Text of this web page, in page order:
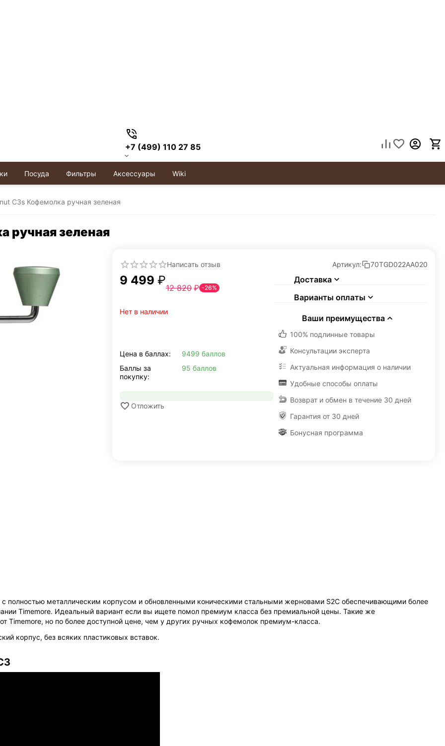
+7 (499) 110 27 85
Посуда Фильтры Аксессуары Wiki
C3s Кофемолка ручная зеленая
ручная зеленая
Написать отзыв Артикул: 70TGD022AA020
9 499 ₽
12 820 ₽ -26%
Нет в наличии
Цена в баллах:
9499 баллов
Баллы за
покупку:
95 баллов
Отложить
Доставка
Варианты оплаты
Ваши преимущества
100% подлинные товары
Консультации эксперта
Актуальная информация о наличии
Удобные способы оплаты
Возврат и обмен в течение 30 дней
Гарантия от 30 дней
Бонусная программа
с полностью металлическим корпусом и обновленными коническими стальными жерновами S2C обеспечивающими более
Timemore. Идеальный вариант если вы ищете помол премиум класса без премиальной цены. Такие же
Timemore, но по более доступной цене, чем у других ручных кофемолок премиум-класса.
корпус, без всяких пластиковых вставок.